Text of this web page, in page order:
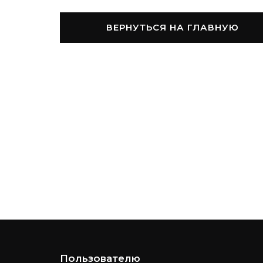
ВЕРНУТЬСЯ НА ГЛАВНУЮ
Пользователю